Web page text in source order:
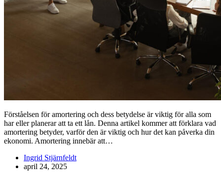
Förståelsen för amortering och dess betydelse är viktig för alla som
har eller planerar att ta ett lån. Denna artikel kommer att förklara vad
amortering betyder, varför den är viktig och hur det kan påverka din
ekonomi. Amortering innebär att…
Ingrid Stjärnfeldt
april 24, 2025